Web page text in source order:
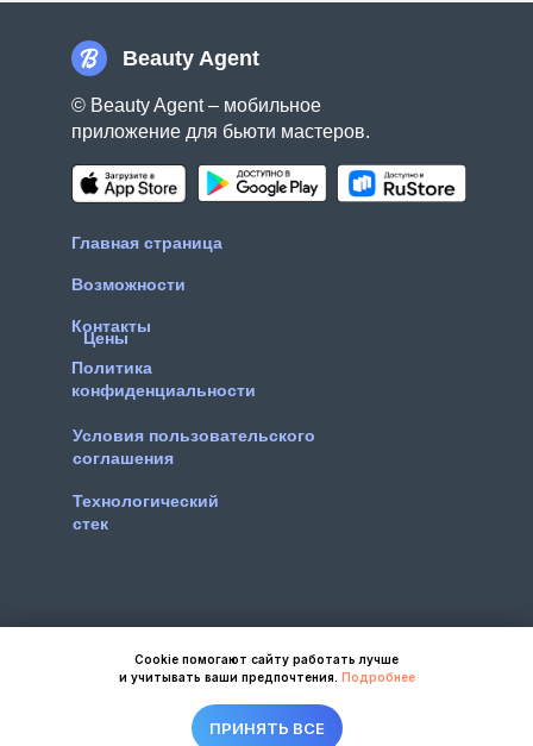
Cookie помогают сайту работать лучше
и учитывать ваши предпочтения.
Подробнее
ПРИНЯТЬ ВСЕ
Beauty Agent
© Beauty Agent – мобильное
приложение для бьюти мастеров.
info@beautyagent.ru
Главная страница
Возможности
Контакты
Цены
Разработчик программного
продукта ООО “БЬЮТИ АГЕНТ”
Технологический
стек
Политика
конфиденциальности
Условия пользовательского
соглашения